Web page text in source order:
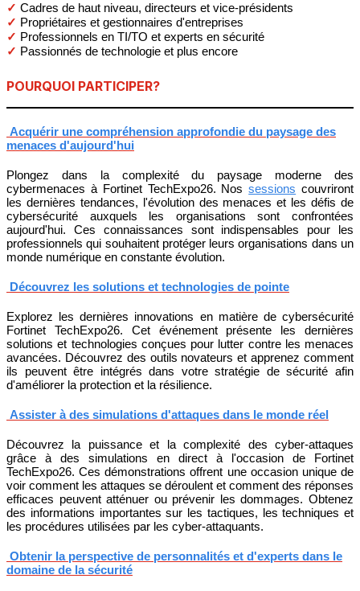
✓ Cadres de haut niveau, directeurs et vice-présidents
✓ Propriétaires et gestionnaires d'entreprises
✓ Professionnels en TI/TO et experts en sécurité
✓ Passionnés de technologie et plus encore
POURQUOI PARTICIPER?
Acquérir une compréhension approfondie du paysage des
menaces d'aujourd'hui
Plongez dans la complexité du paysage moderne des
cybermenaces à Fortinet TechExpo26. Nossessions couvriront
les dernières tendances, l'évolution des menaces et les défis de
cybersécurité auxquels les organisations sont confrontées
aujourd'hui. Ces connaissances sont indispensables pour les
professionnels qui souhaitent protéger leurs organisations dans un
monde numérique en constante évolution.
Découvrez les solutions et technologies de pointe
Explorez les dernières innovations en matière de cybersécurité
Fortinet TechExpo26. Cet événement présente les dernières
solutions et technologies conçues pour lutter contre les menaces
avancées. Découvrez des outils novateurs et apprenez comment
ils peuvent être intégrés dans votre stratégie de sécurité afin
d'améliorer la protection et la résilience.
Assister à des simulations d'attaques dans le monde réel
Découvrez la puissance et la complexité des cyber-attaques
grâce à des simulations en direct à l'occasion de Fortinet
TechExpo26. Ces démonstrations offrent une occasion unique de
voir comment les attaques se déroulent et comment des réponses
efficaces peuvent atténuer ou prévenir les dommages. Obtenez
des informations importantes sur les tactiques, les techniques et
les procédures utilisées par les cyber-attaquants.
Obtenir la perspective de personnalités et d'experts dans le
domaine de la sécurité